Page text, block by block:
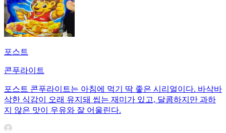
포스트
콘푸라이트
포스트 콘푸라이트는 아침에 먹기 딱 좋은 시리얼이다. 바삭바
삭한 식감이 오래 유지돼 씹는 재미가 있고, 달콤하지만 과하
지 않은 맛이 우유와 잘 어울린다.